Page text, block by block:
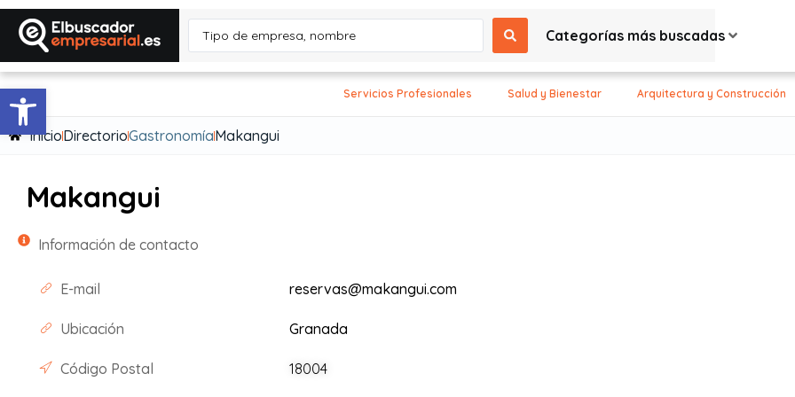
Abrir barra de herramientas
Categorías más buscadas
Servicios Profesionales Salud y Bienestar Arquitectura y Construcción
InicioDirectorioGastronomíaMakangui
Makangui
Información de contacto
E-mail reservas@makangui.com
Ubicación Granada
Código Postal 18004